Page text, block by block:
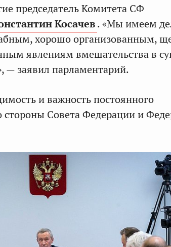
председатель Комитета СФ
Косачев. «Мы имеем
хорошо организованным,
явлениям вмешательства в
— заявил парламентарий.
и важность постоянного
стороны Совета Федерации и